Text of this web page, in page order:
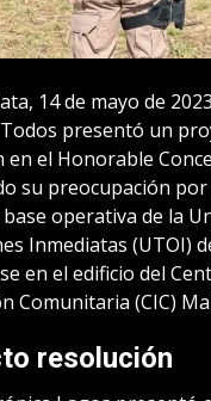
14 de mayo de
presentó un
en el Honorable
su preocupación por
operativa de la
Inmediatas (UTOI)
en el edificio del
Comunitaria (CIC)
resolución